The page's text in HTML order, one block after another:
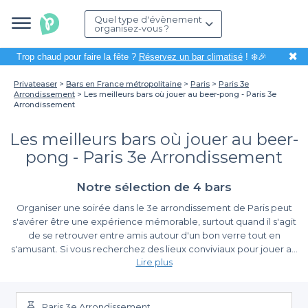
Quel type d'évènement
organisez-vous ?
Trop chaud pour faire la fête ? Réservez un bar climatisé! ❄️🎉 ✖
Privateaser Bars en France métropolitaine Paris
Paris 3e
Arrondissement
Les meilleurs bars où jouer au beer-pong - Paris 3e
Arrondissement
Les meilleurs bars où jouer au beer-
pong - Paris 3e Arrondissement
Notre sélection de 4 bars
Organiser une soirée dans le 3e arrondissement de Paris peut
s'avérer être une expérience mémorable, surtout quand il s'agit
de se retrouver entre amis autour d'un bon verre tout en
s'amusant. Si vous recherchez des lieux conviviaux pour jouer au
beer-pong, vous êtes au bon endroit. Le beer-pong est devenu
amicale et convivialité dans une ambiance festive.
La facilité d'organiser un événement autour du beer-
pong
Lire plus